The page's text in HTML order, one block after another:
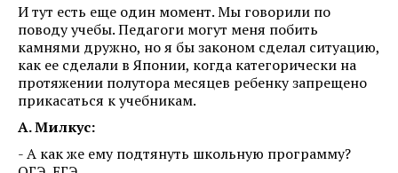
И тут есть еще один момент. Мы говорили по
поводу учебы. Педагоги могут меня побить
камнями дружно, но я бы законом сделал ситуацию,
как ее сделали в Японии, когда категорически на
протяжении полутора месяцев ребенку запрещено
прикасаться к учебникам.
А. Милкус:
- А как же ему подтянуть школьную программу?